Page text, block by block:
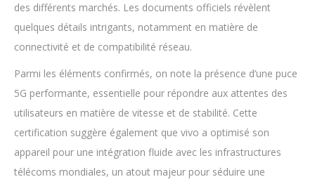
des différents marchés. Les documents officiels révèlent
quelques détails intrigants, notamment en matière de
connectivité et de compatibilité réseau.
Parmi les éléments confirmés, on note la présence d’une puce
5G performante, essentielle pour répondre aux attentes des
utilisateurs en matière de vitesse et de stabilité. Cette
certification suggère également que vivo a optimisé son
appareil pour une intégration fluide avec les infrastructures
télécoms mondiales, un atout majeur pour séduire une